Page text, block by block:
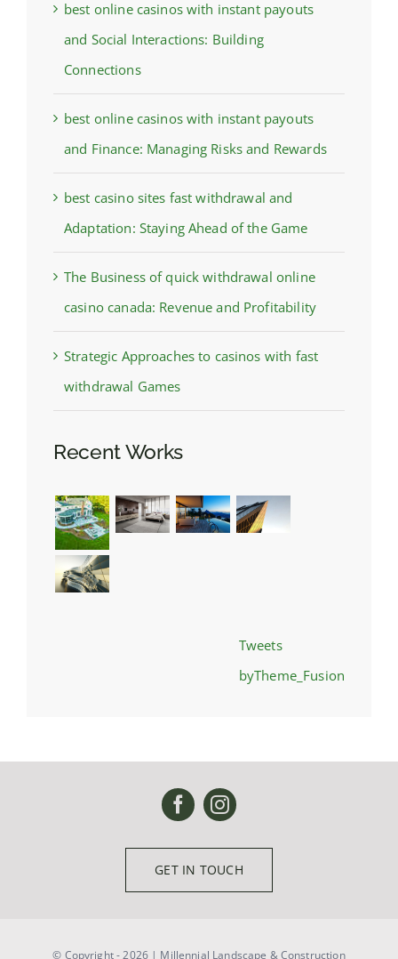
best online casinos with instant payouts
and Social Interactions: Building
Connections
best online casinos with instant payouts
and Finance: Managing Risks and Rewards
best casino sites fast withdrawal and
Adaptation: Staying Ahead of the Game
The Business of quick withdrawal online
casino canada: Revenue and Profitability
Strategic Approaches to casinos with fast
withdrawal Games
Recent Works
Tweets
byTheme_Fusion
GET IN TOUCH
© Copyright - 2026 | Millennial Landscape & Construction